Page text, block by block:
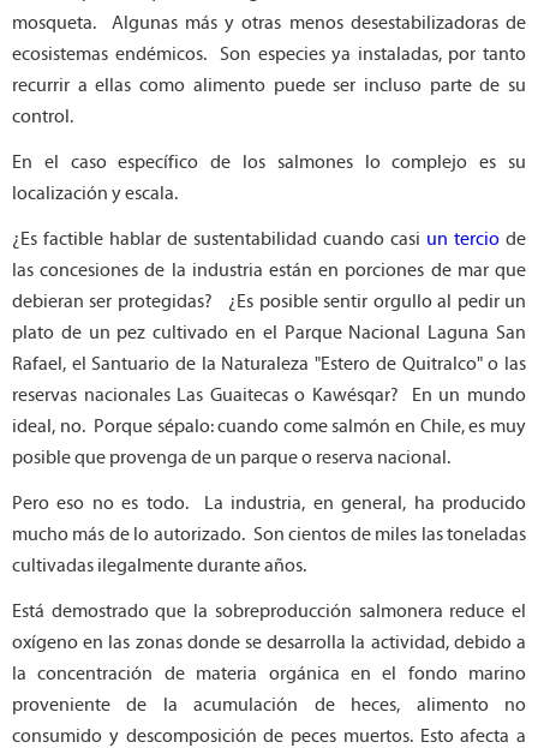
mosqueta. Algunas más y otras menos desestabilizadoras de
ecosistemas endémicos. Son especies ya instaladas, por tanto
recurrir a ellas como alimento puede ser incluso parte de su
control.
En el caso específico de los salmones lo complejo es su
localización y escala.
¿Es factible hablar de sustentabilidad cuando casi un tercio de
las concesiones de la industria están en porciones de mar que
debieran ser protegidas? ¿Es posible sentir orgullo al pedir un
plato de un pez cultivado en el Parque Nacional Laguna San
Rafael, el Santuario de la Naturaleza "Estero de Quitralco" o las
reservas nacionales Las Guaitecas o Kawésqar? En un mundo
ideal, no. Porque sépalo: cuando come salmón en Chile, es muy
posible que provenga de un parque o reserva nacional.
Pero eso no es todo. La industria, en general, ha producido
mucho más de lo autorizado. Son cientos de miles las toneladas
cultivadas ilegalmente durante años.
Está demostrado que la sobreproducción salmonera reduce el
oxígeno en las zonas donde se desarrolla la actividad, debido a
la concentración de materia orgánica en el fondo marino
proveniente de la acumulación de heces, alimento no
consumido y descomposición de peces muertos. Esto afecta a